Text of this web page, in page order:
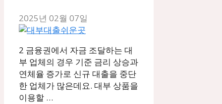
2025년 02월 07일
2 금융권에서 자금 조달하는 대
부 업체의 경우 기준 금리 상승과
연체율 증가로 신규 대출을 중단
한 업체가 많은데요. 대부 상품을
이용할 …